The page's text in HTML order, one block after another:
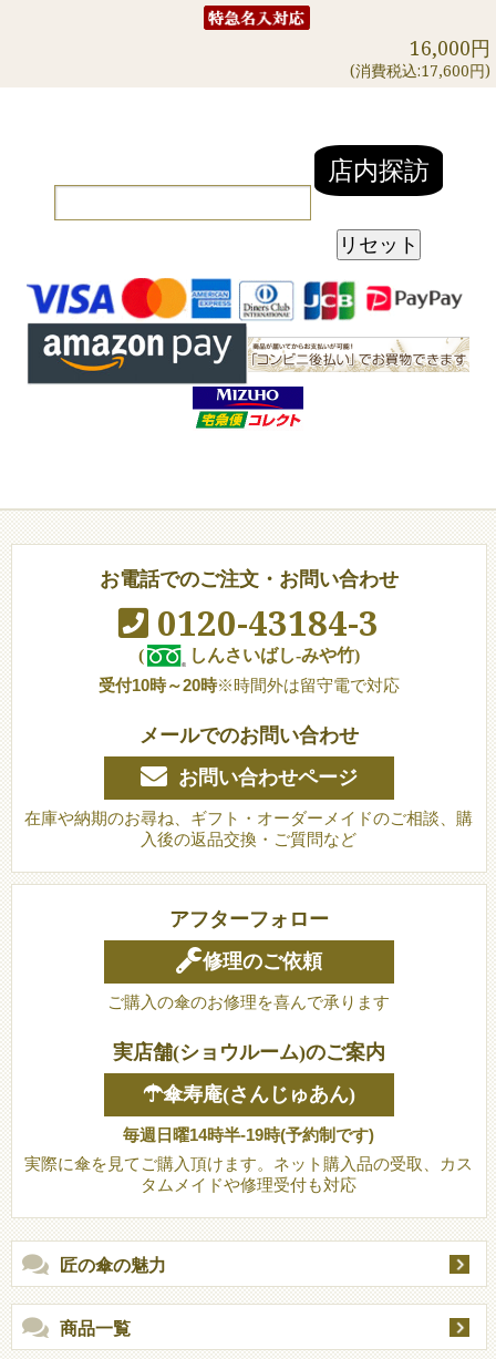
16,000円
(消費税込:17,600円)
お電話でのご注文・お問い合わせ
0120-43184-3
(
しんさいばし-みや竹)
受付10時～20時※時間外は留守電で対応
メールでのお問い合わせ
お問い合わせページ
在庫や納期のお尋ね、ギフト・オーダーメイドのご相談、購
入後の返品交換・ご質問など
アフターフォロー
修理のご依頼
ご購入の傘のお修理を喜んで承ります
実店舗(ショウルーム)のご案内
☂傘寿庵(さんじゅあん)
毎週日曜14時半-19時(予約制です)
実際に傘を見てご購入頂けます。ネット購入品の受取、カス
タムメイドや修理受付も対応
匠の傘の魅力
商品一覧